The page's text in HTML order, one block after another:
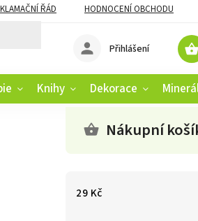
ŘÁD
HODNOCENÍ OBCHODU
Přihlášení
Knihy Dekorace
Nákupní
29 Kč